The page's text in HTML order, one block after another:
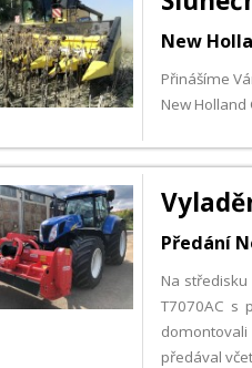
New
Přinášíme
New Holland
Předání
Na
T7070AC s
předával